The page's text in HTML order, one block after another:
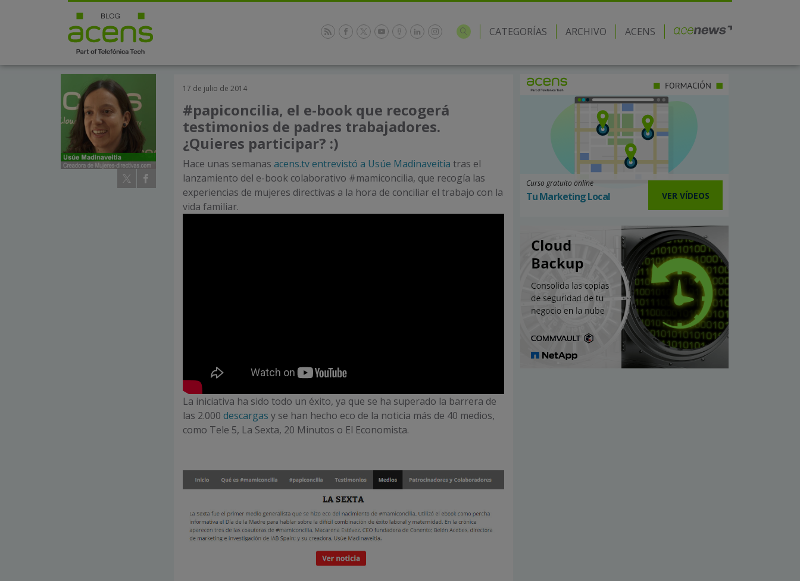
CATEGORÍAS ARCHIVO ACENS
17 de julio de 2014
#papiconcilia, el e-book que recogerá
testimonios de padres trabajadores.
¿Quieres participar? :)
Hace unas semanas acens.tv entrevistó a Usúe Madinaveitia tras el
lanzamiento del e-book colaborativo #mamiconcilia, que recogía las
experiencias de mujeres directivas a la hora de conciliar el trabajo con la
vida familiar.
La iniciativa ha sido todo un éxito, ya que se ha superado la barrera de
las 2.000 descargas y se han hecho eco de la noticia más de 40 medios,
como Tele 5, La Sexta, 20 Minutos o El Economista.
Curso gratuito online
Tu Marketing Local VER VÍDEOS